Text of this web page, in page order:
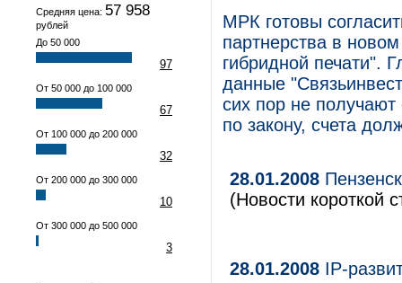
Средняя цена: 57 958
рублей
До 50 000
97
От 50 000 до 100 000
67
От 100 000 до 200 000
32
От 200 000 до 300 000
10
От 300 000 до 500 000
3
МРК готовы
партнерства в
гибридной печати".
данные
сих пор не получают
по закону, счета
28.01.2008
(Новости короткой
28.01.2008 IP-